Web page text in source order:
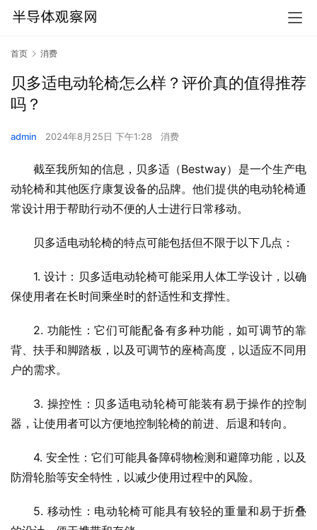
首页 消费
贝多适电动轮椅怎么样？评价真的值得推荐
吗？
admin 2024年8月25日 下午1:28 消费
截至我所知的信息，贝多适（Bestway）是一个生产电
动轮椅和其他医疗康复设备的品牌。他们提供的电动轮椅通
常设计用于帮助行动不便的人士进行日常移动。
贝多适电动轮椅的特点可能包括但不限于以下几点：
1. 设计：贝多适电动轮椅可能采用人体工学设计，以确
保使用者在长时间乘坐时的舒适性和支撑性。
2. 功能性：它们可能配备有多种功能，如可调节的靠
背、扶手和脚踏板，以及可调节的座椅高度，以适应不同用
户的需求。
3. 操控性：贝多适电动轮椅可能装有易于操作的控制
器，让使用者可以方便地控制轮椅的前进、后退和转向。
4. 安全性：它们可能具备障碍物检测和避障功能，以及
防滑轮胎等安全特性，以减少使用过程中的风险。
5. 移动性：电动轮椅可能具有较轻的重量和易于折叠